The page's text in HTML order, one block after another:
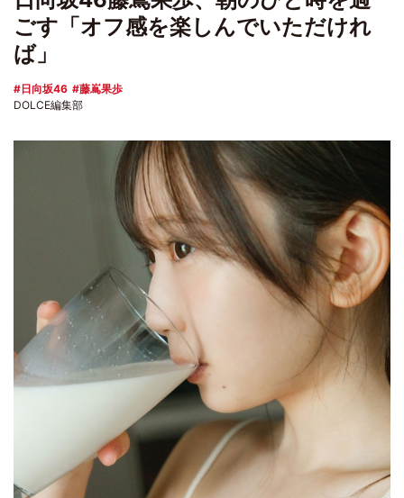
ごす「オフ感を楽しんでいただけれ
ば」
日向坂46
藤嶌果歩
DOLCE編集部